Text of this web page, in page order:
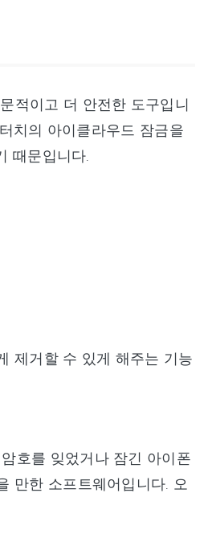
적이고 더 안전한 도구입니
치의 아이클라우드 잠금을
때문입니다.
제거할 수 있게 해주는 기능
호를 잊었거나 잠긴 아이폰
만한 소프트웨어입니다. 오